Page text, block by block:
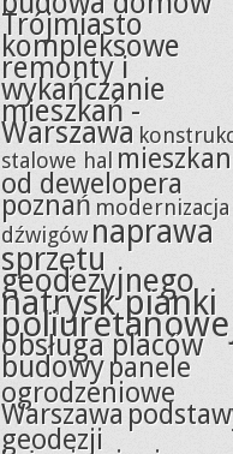
Trójmiasto
kompleksowe
remonty i
wykańczanie
mieszkań -
Warszawa
stalowe hal
od dewelopera
poznań modernizacja
dźwigów naprawa
sprzętu
geodezyjnego
natrysk pianki
obsługa placów
budowypanele
ogrodzeniowe
Warszawa
geodezji